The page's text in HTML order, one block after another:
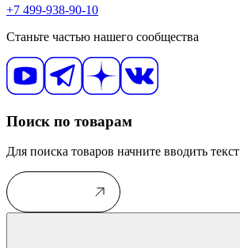
+7 499-938-90-10
Станьте частью нашего сообщества
Поиск по товарам
Для поиска товаров начните вводить текст